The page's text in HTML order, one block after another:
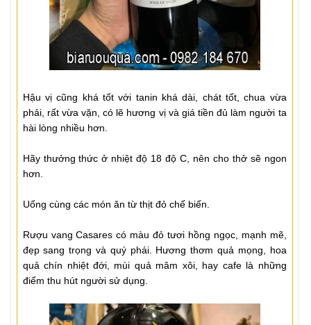
Hậu vị cũng khá tốt với tanin khá dài, chát tốt, chua vừa
phải, rất vừa vặn, có lẽ hương vị và giá tiền đủ làm người ta
hài lòng nhiều hơn.
Hãy thưởng thức ở nhiệt độ 18 độ C, nên cho thở sẽ ngon
hơn.
Uống cùng các món ăn từ thịt đỏ chế biến.
Rượu vang Casares có màu đỏ tươi hồng ngọc, mạnh mẽ,
đẹp sang trọng và quý phái. Hương thơm quả mọng, hoa
quả chín nhiệt đới, mùi quả mâm xôi, hay cafe là những
điểm thu hút người sử dụng.